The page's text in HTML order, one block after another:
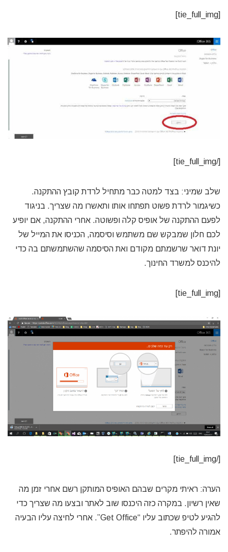
[tie_full_img]
[/tie_full_img]
שלב שמיני: בצד למטה כבר מתחיל לרדת קובץ ההתקנה.
כשיגמור לרדת פשוט תפתחו אותו ותאשרו מה שצריך. בניגוד
לפעם ההתקנה של אופיס קלה ופשוטה. אחרי ההתקנה, אם יופיע
לכם חלון שמבקש שם משתמש וסיסמה, הכניסו את המייל של
יונת דואר שרשמתם מקודם ואת הסיסמה שהשתמשתם בה כדי
להיכנס למשרד החינוך.
[tie_full_img]
[/tie_full_img]
הערה: ראיתי מקרים שבהם האופיס המותקן רשם אחרי זמן מה
שאין רשיון. במקרה כזה היכנסו שוב לאתר ובצעו מה שצריך כדי
להגיע לטיפ שכתוב עליו “Get Office”. אחרי לחיצה עליו הבעיה
אמורה להיפתר.